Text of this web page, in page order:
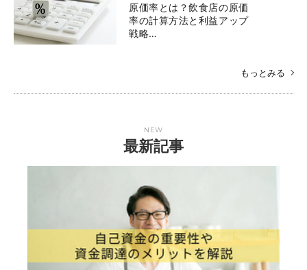
原価率とは？飲食店の原価
率の計算方法と利益アップ
戦略…
もっとみる
NEW
最新記事